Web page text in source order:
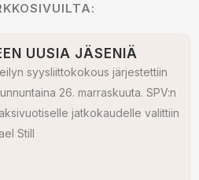
UUSIA JÄSENIÄ
syysliittokokous järjestettiin
26. marraskuuta. SPV:n
jatkokaudelle valittiin
Still